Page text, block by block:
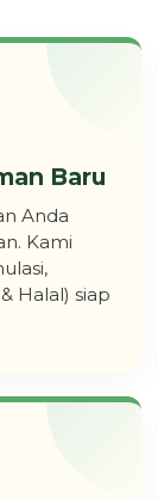
Baru
Anda
Kami
Halal) siap